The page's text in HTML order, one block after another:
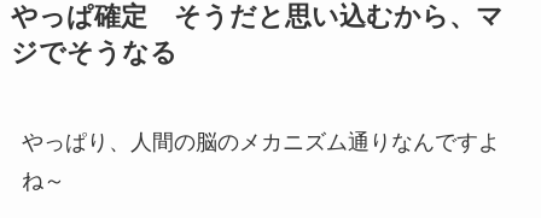
やっぱ確定 そうだと思い込むから、マ
ジでそうなる
やっぱり、人間の脳のメカニズム通りなんですよ
ね～